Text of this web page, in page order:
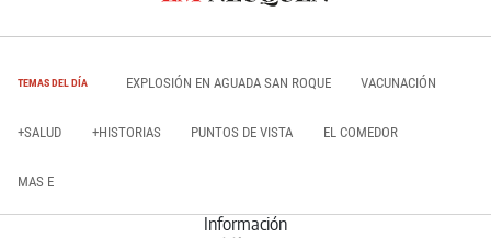
TEMAS DEL DÍA EXPLOSIÓN EN AGUADA SAN ROQUE VACUNACIÓN
+SALUD +HISTORIAS PUNTOS DE VISTA EL COMEDOR
MAS E
Información